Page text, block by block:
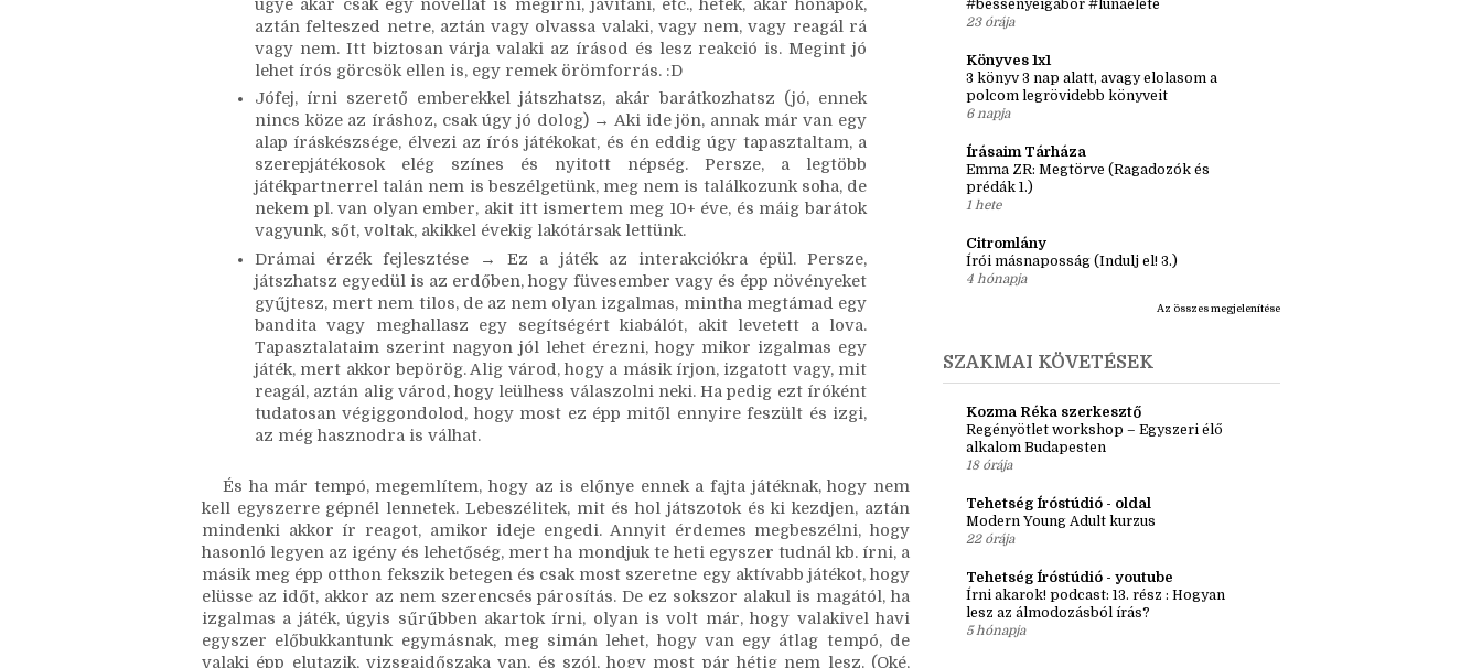
nem kötelező. Van, hogy van szabad húsz percünk, írunk gyorsan egy
reagot, aztán megy tovább az élet), és közös tempótól függően, de a másik
is hamar reagál, amire kíváncsi vagy, vártad, így ez is örömet okoz. Míg
ugye akár csak egy novellát is megírni, javítani, etc., hetek, akár hónapok,
aztán felteszed netre, aztán vagy olvassa valaki, vagy nem, vagy reagál rá
vagy nem. Itt biztosan várja valaki az írásod és lesz reakció is. Megint jó
lehet írós görcsök ellen is, egy remek örömforrás. :D
Jófej, írni szerető emberekkel játszhatsz, akár barátkozhatsz (jó, ennek
nincs köze az íráshoz, csak úgy jó dolog) → Aki ide jön, annak már van egy
alap íráskészsége, élvezi az írós játékokat, és én eddig úgy tapasztaltam, a
szerepjátékosok elég színes és nyitott népség. Persze, a legtöbb
játékpartnerrel talán nem is beszélgetünk, meg nem is találkozunk soha, de
nekem pl. van olyan ember, akit itt ismertem meg 10+ éve, és máig barátok
vagyunk, sőt, voltak, akikkel évekig lakótársak lettünk.
Drámai érzék fejlesztése → Ez a játék az interakciókra épül. Persze,
játszhatsz egyedül is az erdőben, hogy füvesember vagy és épp növényeket
gyűjtesz, mert nem tilos, de az nem olyan izgalmas, mintha megtámad egy
bandita vagy meghallasz egy segítségért kiabálót, akit levetett a lova.
Tapasztalataim szerint nagyon jól lehet érezni, hogy mikor izgalmas egy
játék, mert akkor bepörög. Alig várod, hogy a másik írjon, izgatott vagy, mit
tudatosan végiggondolod, hogy most ez épp mitől ennyire feszült és izgi,
az még hasznodra is válhat.
És ha már tempó, megemlítem, hogy az is előnye ennek a fajta játéknak, hogy nem
kell egyszerre gépnél lennetek. Lebeszélitek, mit és hol játszotok és ki kezdjen, aztán
mindenki akkor ír reagot, amikor ideje engedi. Annyit érdemes megbeszélni, hogy
hasonló legyen az igény és lehetőség, mert ha mondjuk te heti egyszer tudnál kb. írni, a
másik meg épp otthon fekszik betegen és csak most szeretne egy aktívabb játékot, hogy
Bessenyei Gábor
#tacskóvalazélet #lunakönyvetír
#bessenyeigábor #lunaélete
23 órája
3 könyv 3 nap alatt, avagy elolasom a
polcom legrövidebb könyveit
6 napja
Emma ZR: Megtörve (Ragadozók és
prédák 1.)
1 hete
4 hónapja
Az összes megjelenítése
SZAKMAI KÖVETÉSEK
Regényötlet workshop – Egyszeri élő
alkalom Budapesten
18 órája
Tehetség Íróstúdió - oldal
Modern Young Adult kurzus
22 órája